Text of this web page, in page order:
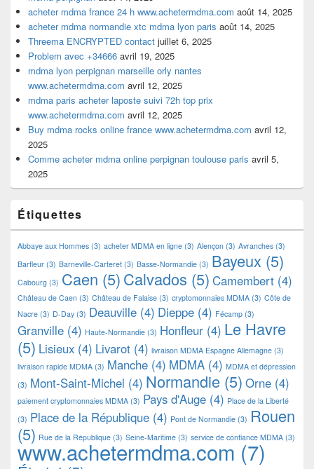
acheter mdma france 24 h www.achetermdma.com août 14, 2025
acheter mdma normandie xtc mdma lyon paris août 14, 2025
Threema ENCRYPTED contact juillet 6, 2025
Problem avec +34666 avril 19, 2025
mdma lyon perpignan marseille orly nantes
www.achetermdma.com avril 12, 2025
mdma paris acheter laposte suivi 72h top prix
www.achetermdma.com avril 12, 2025
Buy mdma rocks online france www.achetermdma.com avril 12,
2025
Comme acheter mdma online perpignan toulouse paris avril 5,
2025
Étiquettes
Abbaye aux Hommes (3) acheter MDMA en ligne (3) Alençon (3) Avranches (3)
Barfleur (3) Barneville-Carteret (3) Basse-Normandie (3) Bayeux (5)
Cabourg (3) Caen (5)Calvados (5) Camembert (4)
Château de Caen (3) Château de Falaise (3) cryptomonnaies MDMA (3) Côte de
Nacre (3) D-Day (3) Deauville (4) Dieppe (4) Fécamp (3)
Granville (4) Haute-Normandie (3) Honfleur (4) Le Havre
(5) Lisieux (4) Livarot (4) livraison MDMA Espagne Allemagne (3)
livraison rapide MDMA (3) Manche (4) MDMA (4) MDMA et dépression
(3) Mont-Saint-Michel (4) Normandie (5) Orne (4)
paiement cryptomonnaies MDMA (3) Pays d'Auge (4) Place de la Liberté
(3) Place de la République (4) Pont de Normandie (3) Rouen
(5) Rue de la République (3) Seine-Maritime (3) service de confiance MDMA (3)
www.achetermdma.com (7)